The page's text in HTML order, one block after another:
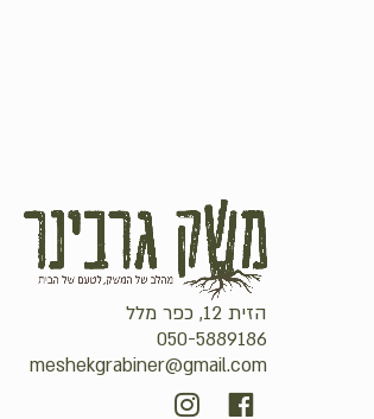
סכום ביניים:
הזית 12, כפר מלל
050-5889186
meshekgrabiner@gmail.com